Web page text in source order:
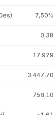
7,50%
0,38
17.979
3.447,70
758,10